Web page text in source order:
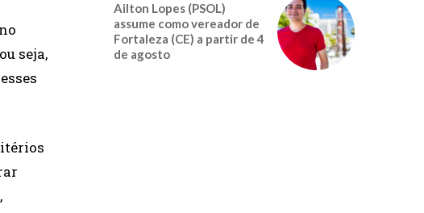
seja,
Ailton Lopes (PSOL)
assume como vereador de
Fortaleza (CE) a partir de 4
de agosto